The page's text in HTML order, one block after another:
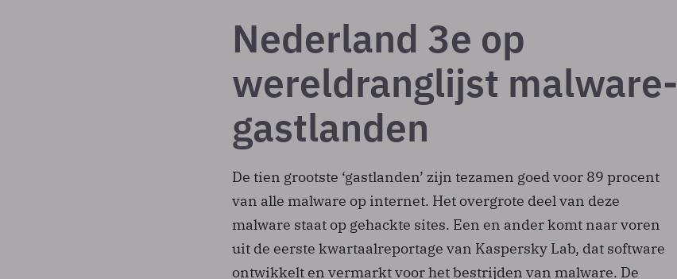
Nederland 3e op
wereldranglijst malware-
gastlanden
De tien grootste ‘gastlanden’ zijn tezamen goed voor 89 procent
van alle malware op internet. Het overgrote deel van deze
malware staat op gehackte sites. Een en ander komt naar voren
uit de eerste kwartaalreportage van Kaspersky Lab, dat software
ontwikkelt en vermarkt voor het bestrijden van malware. De